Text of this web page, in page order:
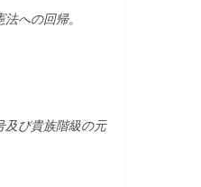
への回帰。
及び貴族階級の元